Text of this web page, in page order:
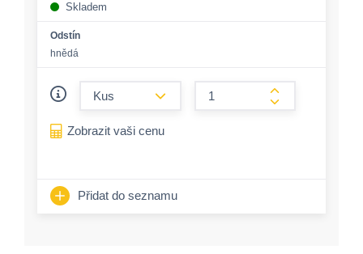
Skladem
Odstín
hnědá
form.increase-
Zobrazit vaši cenu
Přidat do seznamu